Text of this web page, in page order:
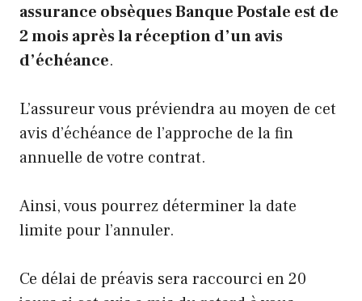
assurance obsèques Banque Postale est de
2 mois après la réception d’un avis
d’échéance.
L’assureur vous préviendra au moyen de cet
avis d’échéance de l’approche de la fin
annuelle de votre contrat.
Ainsi, vous pourrez déterminer la date
limite pour l’annuler.
Ce délai de préavis sera raccourci en 20